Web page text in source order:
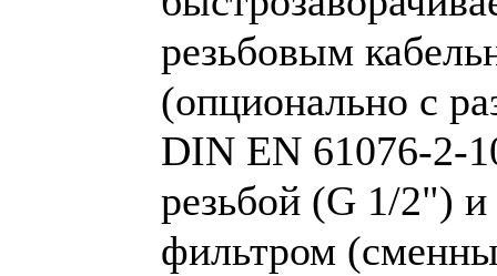
резьбовым
(опционально с
DIN EN 61076-2-
резьбой (G 1/2")
фильтром